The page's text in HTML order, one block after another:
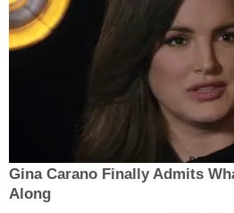
Gina Carano Finally Admits
Along